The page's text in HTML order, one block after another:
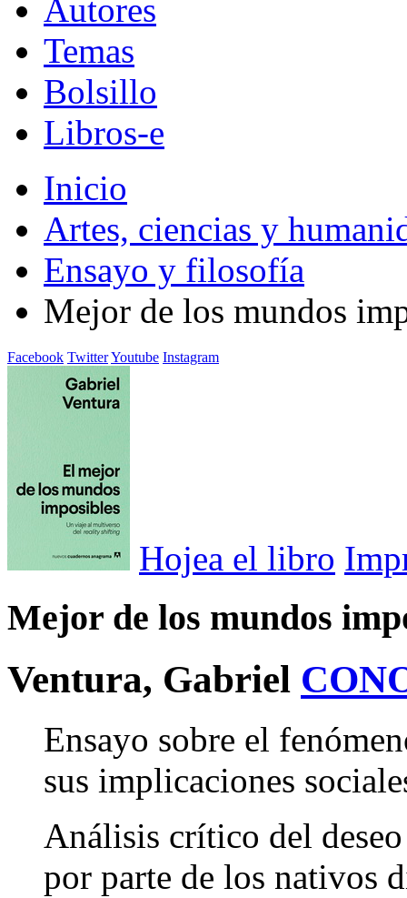
Autores
Temas
Bolsillo
Libros-e
Inicio
Artes, ciencias y
Ensayo y filosofía
Mejor de los mundos
Facebook TwitterYoutube Instagram
Hojea el libro
Mejor de los mundos
Ventura, Gabriel
Ensayo sobre el
sus implicaciones
Análisis crítico del
por parte de los nativos